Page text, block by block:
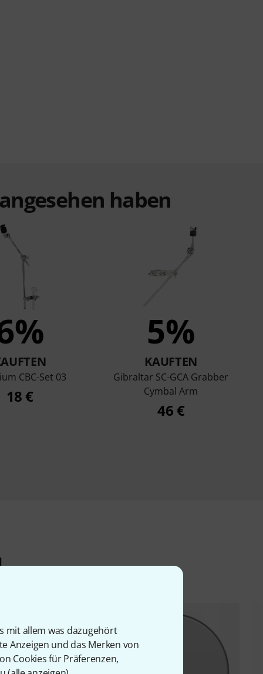
mit allem was dazugehört
Anzeigen und das Merken von
Cookies für Präferenzen,
haben
CBC-Set 03
18 €
5%
KAUFTEN
Gibraltar SC-GCA Grabber
Cymbal Arm
46 €